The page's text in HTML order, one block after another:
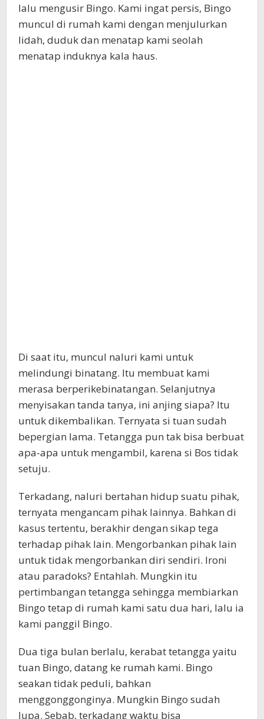
lalu mengusir Bingo. Kami ingat persis, Bingo
muncul di rumah kami dengan menjulurkan
lidah, duduk dan menatap kami seolah
menatap induknya kala haus.
Di saat itu, muncul naluri kami untuk
melindungi binatang. Itu membuat kami
merasa berperikebinatangan. Selanjutnya
menyisakan tanda tanya, ini anjing siapa? Itu
untuk dikembalikan. Ternyata si tuan sudah
bepergian lama. Tetangga pun tak bisa berbuat
apa-apa untuk mengambil, karena si Bos tidak
setuju.
Terkadang, naluri bertahan hidup suatu pihak,
ternyata mengancam pihak lainnya. Bahkan di
kasus tertentu, berakhir dengan sikap tega
terhadap pihak lain. Mengorbankan pihak lain
untuk tidak mengorbankan diri sendiri. Ironi
atau paradoks? Entahlah. Mungkin itu
pertimbangan tetangga sehingga membiarkan
Bingo tetap di rumah kami satu dua hari, lalu ia
kami panggil Bingo.
Dua tiga bulan berlalu, kerabat tetangga yaitu
tuan Bingo, datang ke rumah kami. Bingo
seakan tidak peduli, bahkan
menggonggonginya. Mungkin Bingo sudah
lupa. Sebab, terkadang waktu bisa